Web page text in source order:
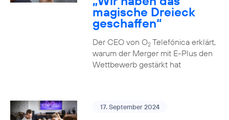
magische Dreieck
geschaffen“
Der CEO von O2Telefónica erklärt,
warum der Merger mit E-Plus den
Wettbewerb gestärkt hat
17. September 2024